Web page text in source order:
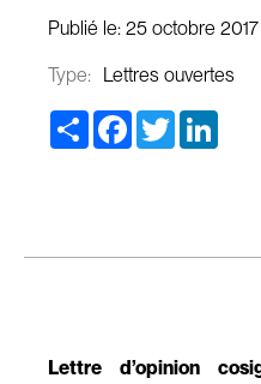
Publié le: 25 octobre 2017
Type:
Lettres ouvertes
Share Facebook
Twitter
Lettre d’opinion